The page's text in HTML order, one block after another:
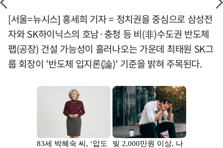
[서울=뉴시스] 홍세희 기자 = 정치권을 중심으로 삼성전
자와 SK하이닉스의 호남·충청 등 비(非)수도권 반도체
팹(공장) 건설 가능성이 흘러나오는 가운데 최태원 SK그
룹 회장이 '반도체 입지론(論)' 기준을 밝혀 주목된다.